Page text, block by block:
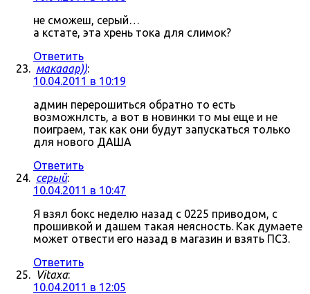
не сможеш, серый…
а кстате, эта хрень тока для слимок?
Ответить
макааар)):
10.04.2011 в 10:19
админ перерошиться обратно то есть
возможнлсть, а вот в новинки то мы еще и не
поиграем, так как они будут запускаться только
для нового ДАША
Ответить
серый:
10.04.2011 в 10:47
Я взял бокс неделю назад с 0225 приводом, с
прошивкой и дашем такая неясность. Как думаете
может отвести его назад в магазин и взять ПС3.
Ответить
Vitaxa:
10.04.2011 в 12:05